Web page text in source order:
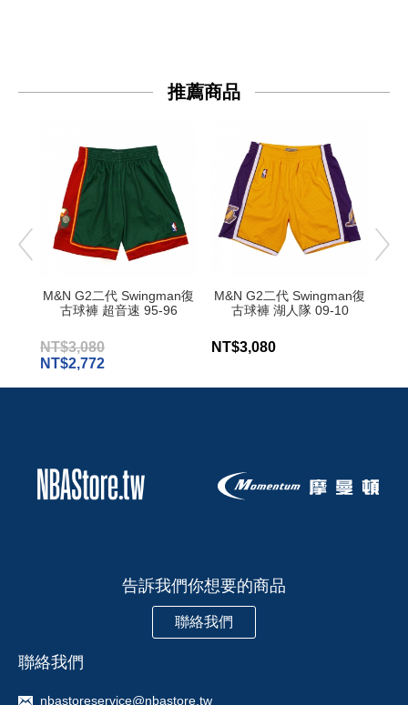
推薦商品
M&N G2二代 Swingman復
古球褲 超音速 95-96
NT$3,080
NT$2,772
M&N G2二代 Swingman復
古球褲 湖人隊 09-10
NT$3,080
告訴我們你想要的商品
聯絡我們
聯絡我們
nbastoreservice@nbastore.tw